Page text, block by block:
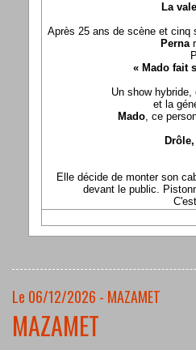
La
Après 25 ans de scène et cinq
Perna
« Mado fait
Un show hybride,
et la
Mado, ce
Elle décide de monter son
devant le public.
Le 06/12/2026 - MAZAMET
MAZAMET